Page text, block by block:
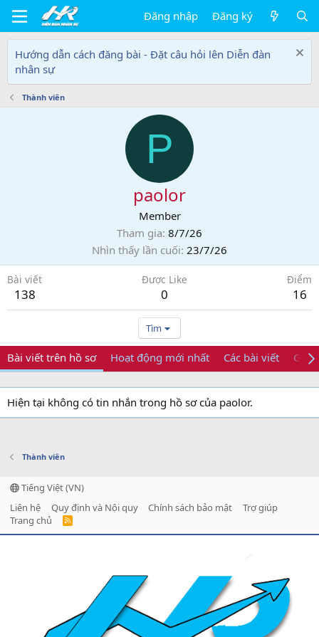
Đăng nhập Đăng ký
Hướng dẫn cách đăng bài - Đặt câu hỏi lên Diễn đàn
nhân sự
Thành viên
P
paolor
Member
Tham gia 8/7/26
Nhìn thấy lần cuối 23/7/26
Bài viết
138
Được Like
0
Điểm
16
Tìm
Bài viết trên hồ sơ Hoạt động mới nhất Các bài viết Giới
Hiện tại không có tin nhắn trong hồ sơ của paolor.
Thành viên
Tiếng Việt (VN)
Liên hệ
Quy định và Nội quy Chính sách bảo mật
Trợ giúp
Trang chủ
R